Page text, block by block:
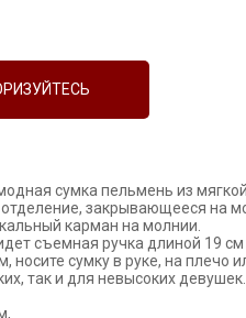
сумка пельмень из
закрывающееся на
карман на молнии.
съемная ручка длиной 19
носите сумку в руке, на плечо
так и для невысоких девушек.